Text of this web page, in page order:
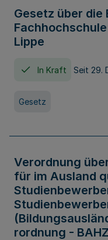
Gesetz über die
Lippe
In Kraft Seit 29.
Gesetz
Verordnung
für im Ausland
rordnung -